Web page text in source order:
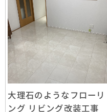
大理石のようなフローリ
ング リビング改装工事